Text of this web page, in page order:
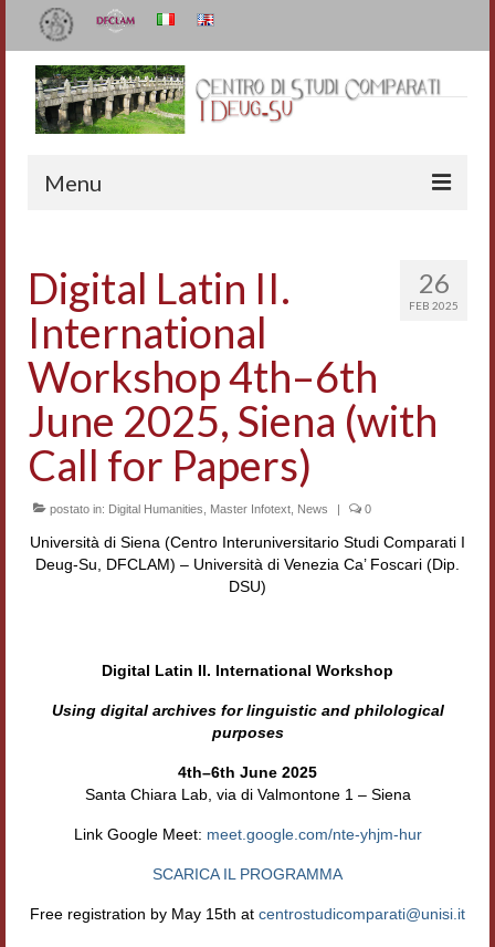
Menu
Organizzazione e contatti
Staff
I Deug-Su
Statuto
Relazioni sulle attività
Accordi di cooperazione
Ricerca
Cultura medioevale
Scrittori Latini dell’Europa Medievale
Corpus Rhythmorum Musicum
Epistolografia
Comparatistica
26
FEB 2025
Digital Latin II.
International
Workshop 4th–6th
June 2025, Siena (with
Call for Papers)
postato in: Digital Humanities Master Infotext News | 0
Università di Siena (Centro Interuniversitario Studi Comparati I
Deug-Su, DFCLAM) – Università di Venezia Ca’ Foscari (Dip.
DSU)
Digital Latin II. International Workshop
Using digital archives for linguistic and philological
purposes
4th–6th June 2025
Santa Chiara Lab, via di Valmontone 1 – Siena
Link Google Meet: meet.google.com/nte-yhjm-hur
SCARICA IL PROGRAMMA
Free registration by May 15th at centrostudicomparati@unisi.it